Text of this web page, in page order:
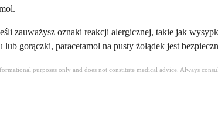
zauważysz oznaki reakcji alergicznej, takie jak
gorączki, paracetamol na pusty żołądek jest
purposes only and does not constitute medical advice. Always